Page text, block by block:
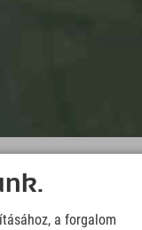
oder
Karte.
a forgalom